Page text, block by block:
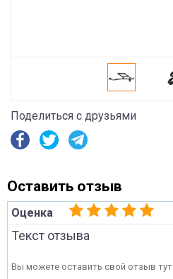
Поделиться с друзьями
Оставить отзыв
Оценка
Текст отзыва
Вы можете оставить свой отзыв тут